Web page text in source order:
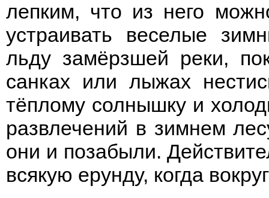
лепким, что из него
устраивать веселые
льду замёрзшей реки,
санках или лыжах
тёплому солнышку и
развлечений в зимнем
они и позабыли.
всякую ерунду, когда